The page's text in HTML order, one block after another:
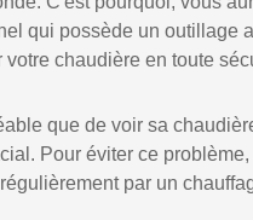
qui possède un outillage
chaudière en toute
que de voir sa
Pour éviter ce
par un